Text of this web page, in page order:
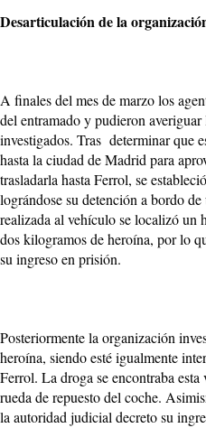
Desarticulación de la
A finales del mes de marzo los
del entramado y pudieron
investigados. Tras determinar que
hasta la ciudad de Madrid para
trasladarla hasta Ferrol, se
lográndose su detención a bordo
realizada al vehículo se localizó un
dos kilogramos de heroína, por lo
su ingreso en prisión.
Posteriormente la organización
heroína, siendo esté igualmente
Ferrol. La droga se encontraba
rueda de repuesto del coche.
la autoridad judicial decreto su